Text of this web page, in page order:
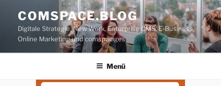
Inhalt
springen
COMSPACE.BLOG
Digitale Strategie, New Work, Enterprise CMS, E-Business,
Online Marketing und comspaciges
Menü